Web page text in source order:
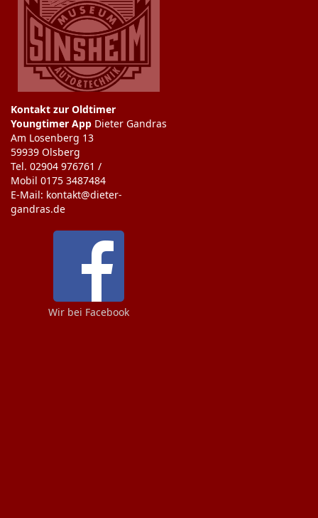
Kontakt zur Oldtimer
Youngtimer App Dieter Gandras
Am Losenberg 13
59939 Olsberg
Tel. 02904 976761 /
Mobil 0175 3487484
E-Mail: kontakt@dieter-
gandras.de
Wir bei Facebook